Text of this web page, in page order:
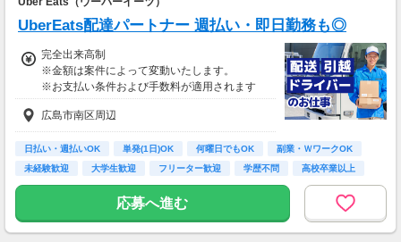
UberEats配達パートナー 週払い・即日勤務も◎
完全出来高制
※金額は案件によって変動いたします。
※お支払い条件および手数料が適用されます
広島市南区周辺
日払い・週払いOK 単発(1日)OK 何曜日でもOK
副業・ＷワークOK
未経験歓迎
大学生歓迎 フリーター歓迎 学歴不問 高校卒業以上
応募へ進む